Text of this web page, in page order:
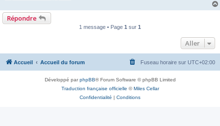
Répondre
1 message • Page 1 sur 1
Aller
Accueil Accueil du forum Fuseau horaire sur UTC+02:00
Développé parphpBB® Forum Software © phpBB Limited
Traduction française officielle ©Miles Cellar
Confidentialité | Conditions